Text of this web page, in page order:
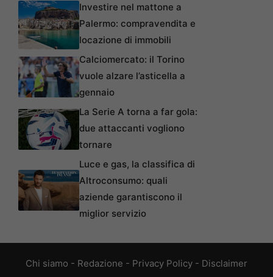
Investire nel mattone a
Palermo: compravendita e
locazione di immobili
Calciomercato: il Torino
vuole alzare l’asticella a
gennaio
La Serie A torna a far gola:
due attaccanti vogliono
tornare
Luce e gas, la classifica di
Altroconsumo: quali
aziende garantiscono il
miglior servizio
Chi siamo - Redazione - Privacy Policy - Disclaimer